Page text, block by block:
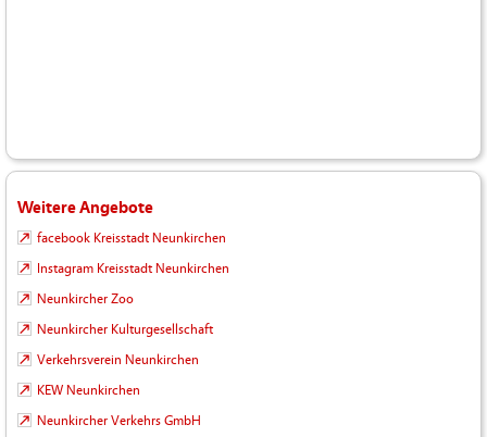
Weitere Angebote
facebook Kreisstadt Neunkirchen
Instagram Kreisstadt Neunkirchen
Neunkircher Zoo
Neunkircher Kulturgesellschaft
Verkehrsverein Neunkirchen
KEW Neunkirchen
Neunkircher Verkehrs GmbH